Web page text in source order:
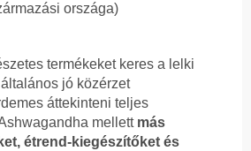
országa)
termékeket keres a lelki
jó közérzet
áttekinteni teljes
mellett más
étrend-kiegészítőket és